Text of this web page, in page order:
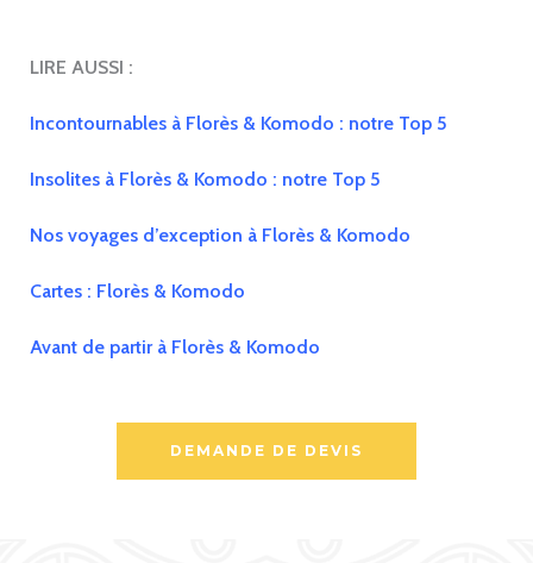
LIRE AUSSI :
Incontournables à Florès & Komodo : notre Top 5
Insolites à Florès & Komodo : notre Top 5
Nos voyages d’exception à Florès & Komodo
Cartes : Florès & Komodo
Avant de partir à Florès & Komodo
DEMANDE DE DEVIS